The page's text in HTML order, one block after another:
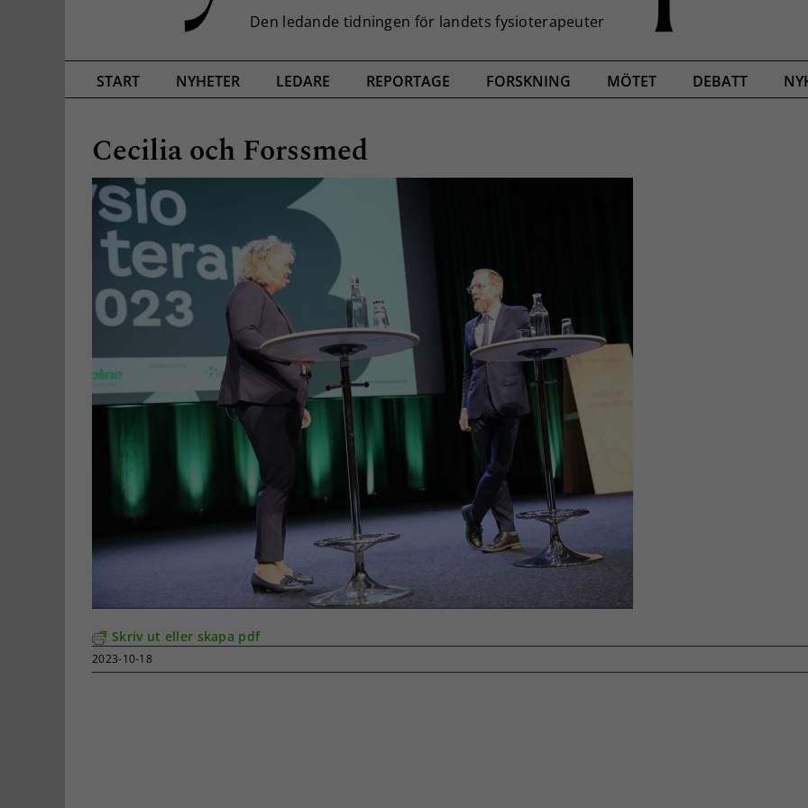
START NYHETER LEDARE REPORTAGE FORSKNING MÖTET DEBATT
Cecilia och Forssmed
Skriv ut eller skapa pdf
2023-10-18